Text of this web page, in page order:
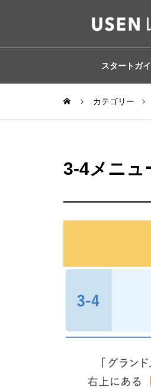
スタートガ
カテゴリー
3-4メニュ